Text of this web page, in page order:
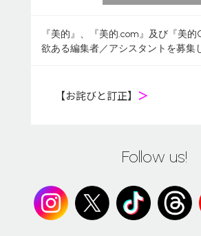
『美的』、『美的.com』及び『美的
欲ある編集者／アシスタントを募集
【お詫びと訂正】 ＞
Follow us!